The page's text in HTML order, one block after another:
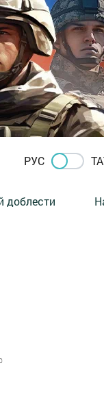
РУС
доблести